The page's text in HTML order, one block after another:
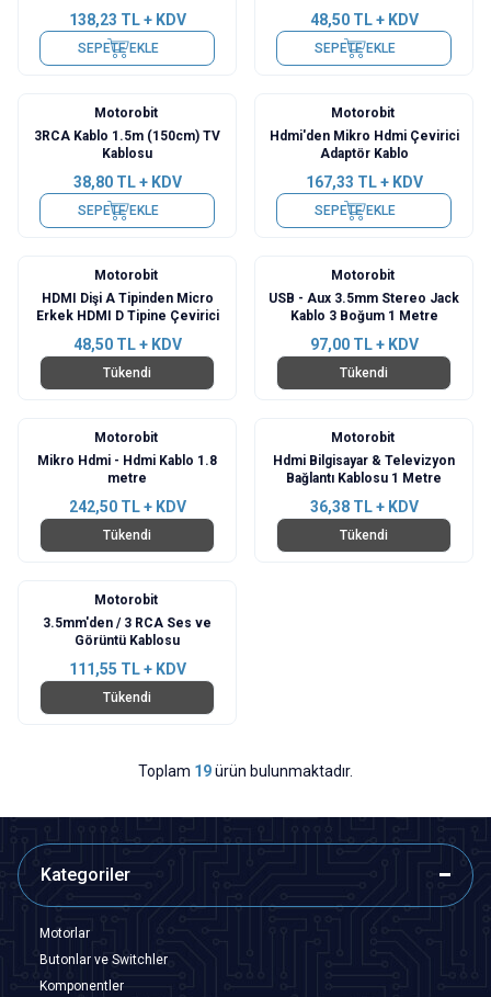
138,23 TL + KDV
SEPETE EKLE
48,50TL + KDV
SEPETE EKLE
Motorobit
3RCA Kablo 1.5m (150cm) TV
Kablosu
38,80TL + KDV
SEPETE EKLE
Motorobit
Hdmi'den Mikro Hdmi Çevirici
Adaptör Kablo
167,33 TL + KDV
SEPETE EKLE
Motorobit
HDMI Dişi A Tipinden Micro
Erkek HDMI D Tipine Çevirici
48,50TL + KDV
Tükendi
Motorobit
USB - Aux 3.5mm Stereo Jack
Kablo 3 Boğum 1 Metre
97,00TL + KDV
Tükendi
Motorobit
Mikro Hdmi - Hdmi Kablo 1.8
metre
242,50TL + KDV
Tükendi
Motorobit
Hdmi Bilgisayar & Televizyon
Bağlantı Kablosu 1 Metre
36,38TL + KDV
Tükendi
Motorobit
3.5mm'den / 3 RCA Ses ve
Görüntü Kablosu
111,55 TL + KDV
Tükendi
Toplam 19ürün bulunmaktadır.
Kategoriler
Motorlar
Butonlar ve Switchler
Komponentler